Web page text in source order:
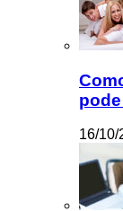
16/10/